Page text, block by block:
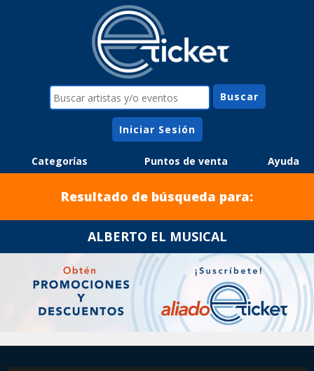
Iniciar Sesión
Categorías Puntos de venta Ayuda
Resultado de búsqueda para:
ALBERTO EL MUSICAL